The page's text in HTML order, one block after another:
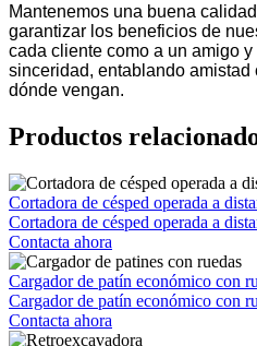
Mantenemos una buena
garantizar los beneficios de
cada cliente como a un amigo
sinceridad, entablando amistad
dónde vengan.
Productos
Cortadora de césped operada a
Cortadora de césped operada a
Contacta ahora
Cargador de patín económico con
Cargador de patín económico con
Contacta ahora